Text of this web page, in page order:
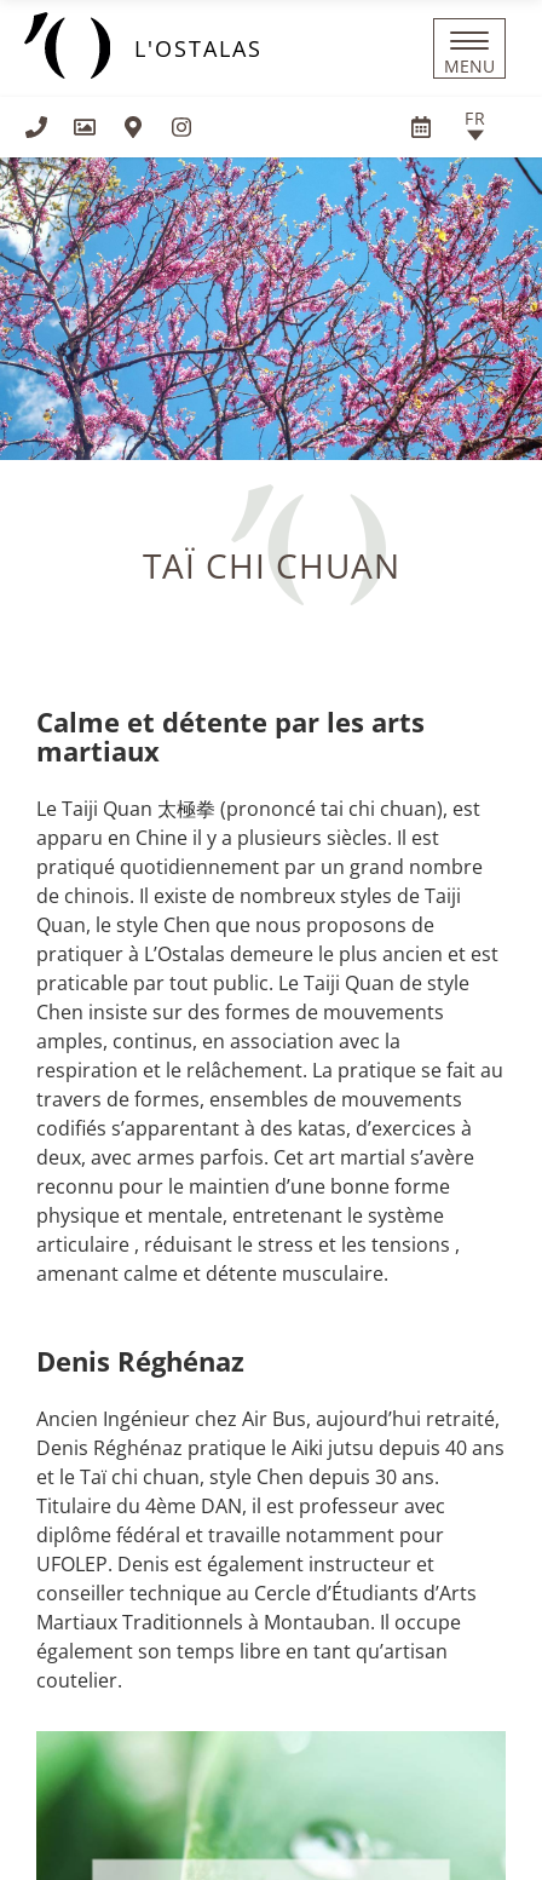
L'OSTALAS
MENU
FR
TAÏ CHI CHUAN
Calme et détente par les arts
martiaux
Le Taiji Quan 太極拳 (prononcé tai chi chuan), est
apparu en Chine il y a plusieurs siècles. Il est
pratiqué quotidiennement par un grand nombre
de chinois. Il existe de nombreux styles de Taiji
Quan, le style Chen que nous proposons de
pratiquer à L’Ostalas demeure le plus ancien et est
praticable par tout public. Le Taiji Quan de style
Chen insiste sur des formes de mouvements
amples, continus, en association avec la
respiration et le relâchement. La pratique se fait au
travers de formes, ensembles de mouvements
codifiés s’apparentant à des katas, d’exercices à
deux, avec armes parfois. Cet art martial s’avère
reconnu pour le maintien d’une bonne forme
physique et mentale, entretenant le système
articulaire , réduisant le stress et les tensions ,
amenant calme et détente musculaire.
Denis Réghénaz
Ancien Ingénieur chez Air Bus, aujourd’hui retraité,
Denis Réghénaz pratique le Aiki jutsu depuis 40 ans
et le Taï chi chuan, style Chen depuis 30 ans.
Titulaire du 4ème DAN, il est professeur avec
diplôme fédéral et travaille notamment pour
UFOLEP. Denis est également instructeur et
conseiller technique au Cercle d’Étudiants d’Arts
Martiaux Traditionnels à Montauban. Il occupe
également son temps libre en tant qu’artisan
coutelier.
Panneau de gestion des cookies